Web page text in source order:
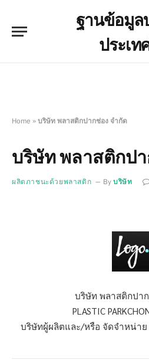
ฐานข้อมูล
ประเท
Home » บริษัท พลาสติกปากช่อง จำกัด
บริษัท พลาสติกป
ผลิตภาชนะด้วยพลาสติก By บริษัท
บริษัท พลาสติกปา
PLASTIC
บริษัทผู้ผลิตและ/หรือ จัดจำหน่า